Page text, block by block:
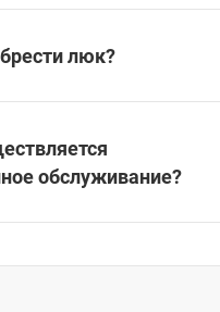
люк?
обслуживание?